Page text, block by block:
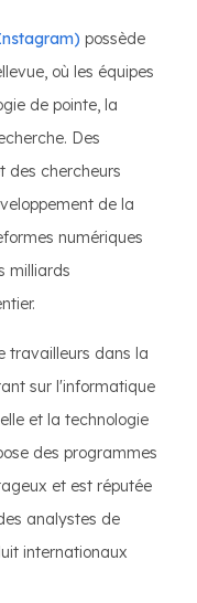
possède
où les équipes
de pointe, la
Des
des chercheurs
de la
numériques
milliards
travailleurs dans la
sur l'informatique
et la technologie
des programmes
et est réputée
analystes de
internationaux